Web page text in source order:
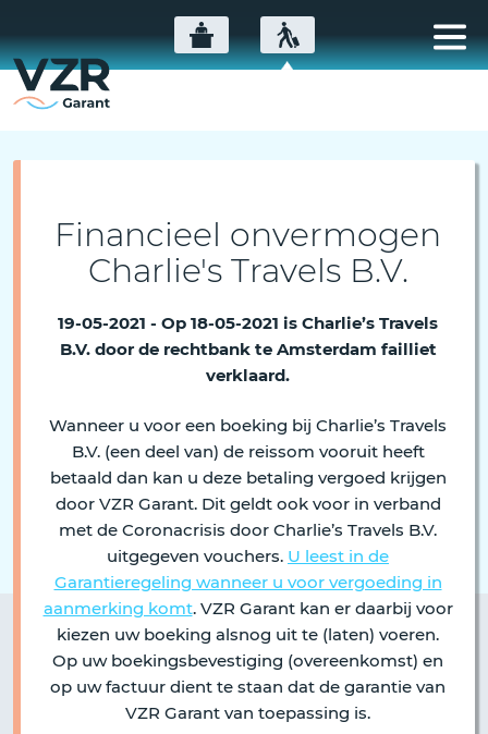
Financieel onvermogen
Charlie's Travels B.V.
19-05-2021 - Op 18-05-2021 is Charlie’s Travels
B.V. door de rechtbank te Amsterdam failliet
verklaard.
Wanneer u voor een boeking bij Charlie’s Travels
B.V. (een deel van) de reissom vooruit heeft
betaald dan kan u deze betaling vergoed krijgen
door VZR Garant. Dit geldt ook voor in verband
met de Coronacrisis door Charlie’s Travels B.V.
uitgegeven vouchers. U leest in de
Garantieregeling wanneer u voor vergoeding in
aanmerking komt. VZR Garant kan er daarbij voor
kiezen uw boeking alsnog uit te (laten) voeren.
Op uw boekingsbevestiging (overeenkomst) en
op uw factuur dient te staan dat de garantie van
VZR Garant van toepassing is.